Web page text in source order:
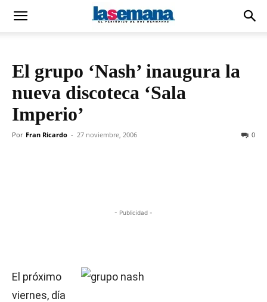
El grupo ‘Nash’ inaugura la
nueva discoteca ‘Sala
Imperio’
Por Fran Ricardo - 27 noviembre, 2006 0
- Publicidad -
El próximo
viernes, día